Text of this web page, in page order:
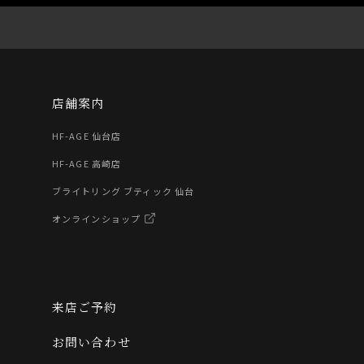
店舗案内
HF-AGE 仙台店
HF-AGE 高崎店
ブライトリング ブティック 仙台
オンラインショップ
来店ご予約
お問い合わせ